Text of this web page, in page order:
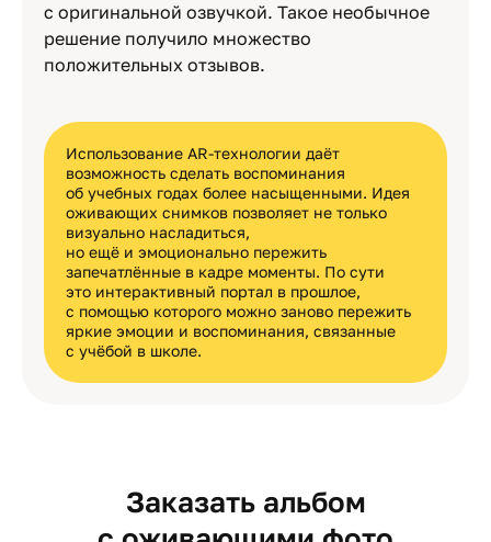
с оригинальной озвучкой. Такое необычное
решение получило множество
положительных отзывов.
Использование AR-технологии даёт
возможность сделать воспоминания
об учебных годах более насыщенными. Идея
оживающих снимков позволяет не только
визуально насладиться,
но ещё и эмоционально пережить
запечатлённые в кадре моменты. По сути
это интерактивный портал в прошлое,
с помощью которого можно заново пережить
яркие эмоции и воспоминания, связанные
с учёбой в школе.
Заказать альбом